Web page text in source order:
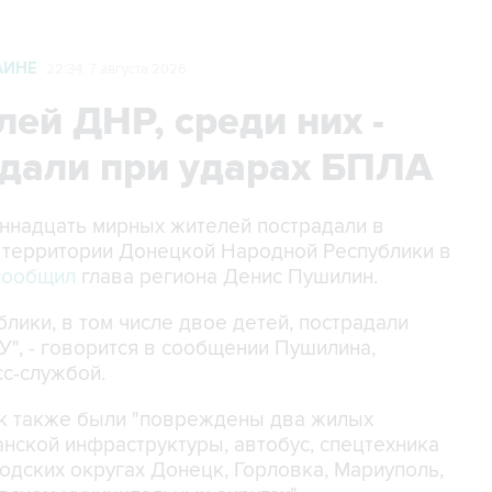
ДНР, среди них -
при ударах БПЛА
мирных жителей пострадали в
Донецкой Народной Республики в
глава региона Денис Пушилин.
в том числе двое детей, пострадали
- говорится в сообщении Пушилина,
службой.
также были "повреждены два жилых
инфраструктуры, автобус, спецтехника
округах Донецк, Горловка, Мариуполь,